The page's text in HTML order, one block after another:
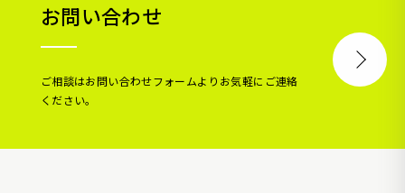
お問い合わせ
ご相談はお問い合わせフォームよりお気軽にご連絡
ください。